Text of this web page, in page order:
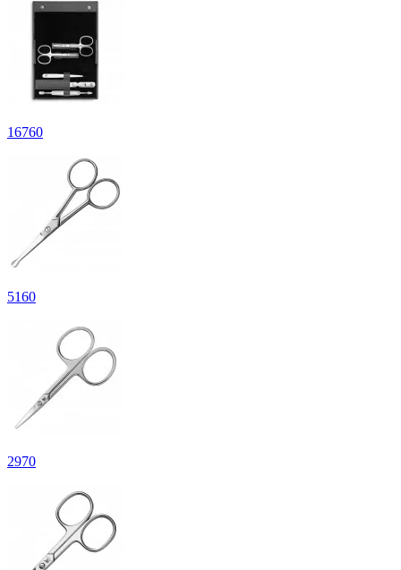
16760
5160
2970